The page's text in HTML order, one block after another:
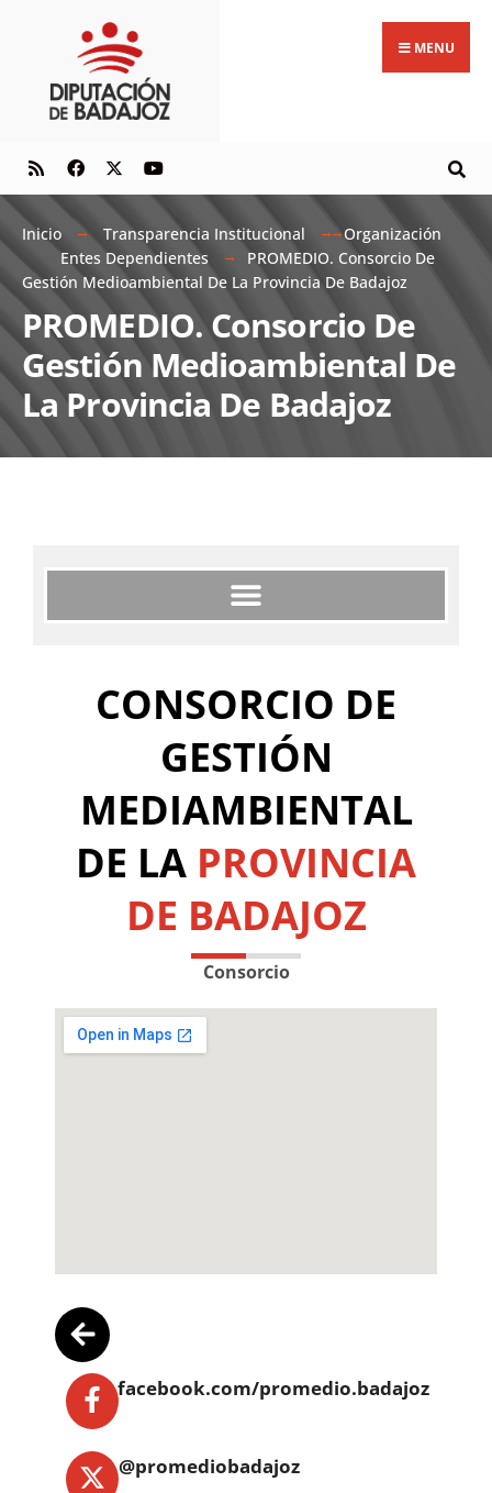
MENU
Inicio Transparencia Institucional
Organización
Entes Dependientes
PROMEDIO. Consorcio De
Gestión Medioambiental De La Provincia De Badajoz
PROMEDIO. Consorcio De
Gestión Medioambiental De
La Provincia De Badajoz
CONSORCIO DE
GESTIÓN
MEDIAMBIENTAL
DE LA PROVINCIA
DE BADAJOZ
Consorcio
facebook.com/promedio.badajoz
@promediobadajoz